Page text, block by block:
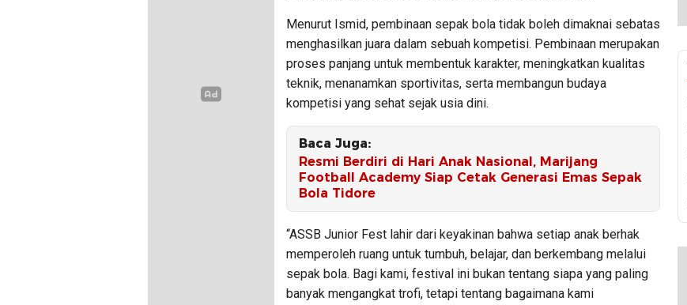
Menurut Ismid, pembinaan sepak bola tidak boleh dimaknai sebatas
menghasilkan juara dalam sebuah kompetisi. Pembinaan merupakan
proses panjang untuk membentuk karakter, meningkatkan kualitas
teknik, menanamkan sportivitas, serta membangun budaya
kompetisi yang sehat sejak usia dini.
Baca Juga:
Resmi Berdiri di Hari Anak Nasional, Marijang
Football Academy Siap Cetak Generasi Emas Sepak
Bola Tidore
“ASSB Junior Fest lahir dari keyakinan bahwa setiap anak berhak
memperoleh ruang untuk tumbuh, belajar, dan berkembang melalui
sepak bola. Bagi kami, festival ini bukan tentang siapa yang paling
banyak mengangkat trofi, tetapi tentang bagaimana kami